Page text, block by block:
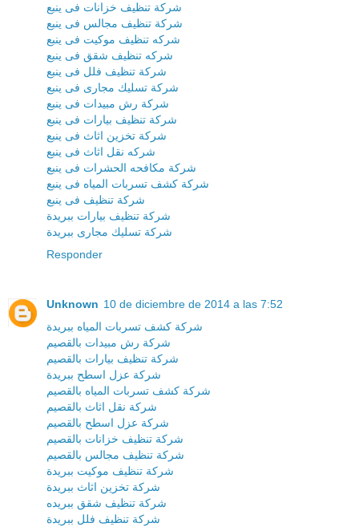
شركة تنظيف خزانات فى ينبع
شركة تنظيف مجالس فى ينبع
شركه تنظيف موكيت فى ينبع
شركه تنظيف شقق فى ينبع
شركة تنظيف فلل فى ينبع
شركة تسليك مجارى فى ينبع
شركة رش مبيدات فى ينبع
شركة تنظيف بيارات فى ينبع
شركة تخزين اثاث فى ينبع
شركه نقل اثاث فى ينبع
شركة مكافحه الحشرات فى ينبع
شركة كشف تسربات المياه فى ينبع
شركة تنظيف فى ينبع
شركة تنظيف بيارات ببريدة
شركة تسليك مجارى ببريدة
Responder
Unknown 10 de diciembre de 2014 a las 7:52
شركة كشف تسربات المياه ببريدة
شركة رش مبيدات بالقصيم
شركة تنظيف بيارات بالقصيم
شركة عزل اسطح ببريدة
شركة كشف تسربات المياه بالقصيم
شركة نقل اثاث بالقصيم
شركة عزل اسطح بالقصيم
شركة تنظيف خزانات بالقصيم
شركة تنظيف مجالس بالقصيم
شركة تنظيف موكيت ببريدة
شركة تخزين اثاث ببريدة
شركة تنظيف شقق ببريده
شركة تنظيف فلل ببريدة